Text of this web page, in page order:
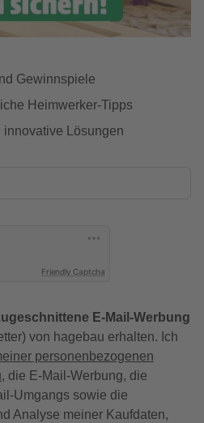
Gewinnspiele
Heimwerker-Tipps
innovative Lösungen
Friendly Captcha
E-Mail-Werbung
von hagebau erhalten. Ich
personenbezogenen
, die E-Mail-Werbung, die
Umgangs sowie die
Analyse meiner Kaufdaten,